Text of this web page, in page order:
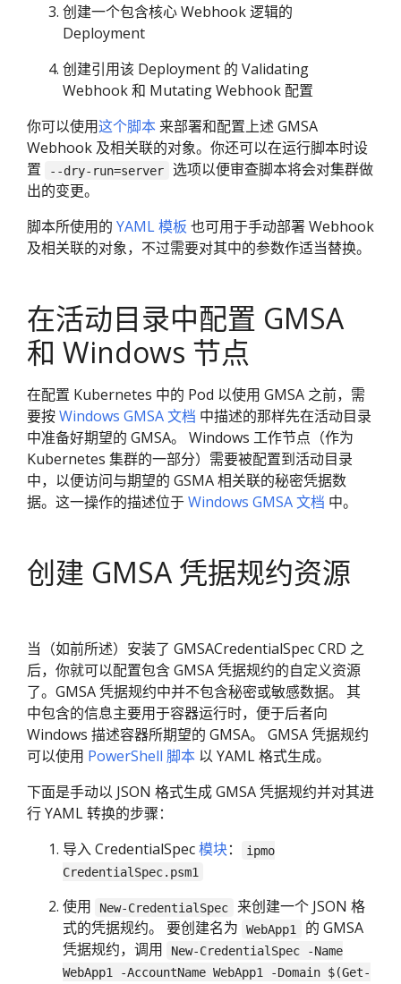
创建一个包含核心 Webhook 逻辑的
Deployment
创建引用该 Deployment 的 Validating
Webhook 和 Mutating Webhook 配置
你可以使用这个脚本 来部署和配置上述 GMSA
Webhook 及相关联的对象。你还可以在运行脚本时设
置
--dry-run=server
选项以便审查脚本将会对集群做
出的变更。
脚本所使用的 YAML 模板 也可用于手动部署 Webhook
及相关联的对象，不过需要对其中的参数作适当替换。
在活动目录中配置 GMSA
和 Windows 节点
在配置 Kubernetes 中的 Pod 以使用 GMSA 之前，需
要按Windows GMSA 文档 中描述的那样先在活动目录
中准备好期望的 GMSA。 Windows 工作节点（作为
Kubernetes 集群的一部分）需要被配置到活动目录
中，以便访问与期望的 GSMA 相关联的秘密凭据数
据。这一操作的描述位于Windows GMSA 文档 中。
创建 GMSA 凭据规约资源
当（如前所述）安装了 GMSACredentialSpec CRD 之
后，你就可以配置包含 GMSA 凭据规约的自定义资源
了。GMSA 凭据规约中并不包含秘密或敏感数据。 其
中包含的信息主要用于容器运行时，便于后者向
Windows 描述容器所期望的 GMSA。 GMSA 凭据规约
可以使用 PowerShell 脚本 以 YAML 格式生成。
下面是手动以 JSON 格式生成 GMSA 凭据规约并对其进
行 YAML 转换的步骤：
导入 CredentialSpec模块：
ipmo
CredentialSpec.psm1
使用 New-CredentialSpec
来创建一个 JSON 格
式的凭据规约。 要创建名为
WebApp1
的 GMSA
凭据规约，调用
New-CredentialSpec -Name
WebApp1 -AccountName WebApp1 -Domain $(Get-